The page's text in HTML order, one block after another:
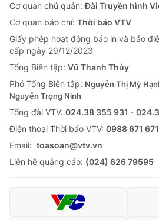
Cơ quan chủ quản:Đài Truyền hình
Cơ quan báo chí: Thời báo VTV
Giấy phép hoạt động báo in và báo
cấp ngày 29/12/2023
Tổng Biên tập: Vũ Thanh Thủy
Phó Tổng Biên tập: Nguyễn Thị Mỹ
Nguyễn Trọng Ninh
Tổng đài VTV: 024.38 355 931 -
Ðiện thoại Thời báo VTV: 0988 671 671
Email: toasoan@vtv.vn
Liên hệ quảng cáo: (024) 626 79595